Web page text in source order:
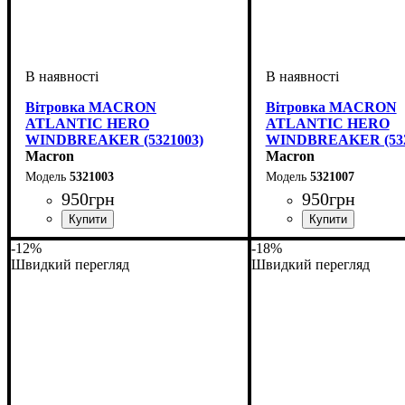
Вітровка MACRON
ATLANTIC HERO
WINDBREAKER (5321003)
Macron
5321003
950грн
Стать: Дитяче, Унісекс
Виробник: Macron
Колір: Синій
Вітровка MACRON
ATLANTIC HERO
WINDBREAKER
Macron
5321007
950грн
Стать: Дитяче, Унісекс
Виробник: Macron
Колір: Темно-синій
-12%
Швидкий перегляд
-18%
Швидкий перегляд